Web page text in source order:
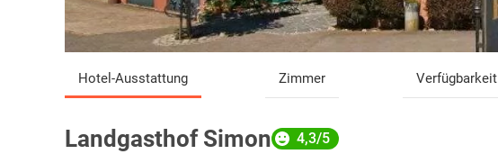
Hotel-Ausstattung Zimmer Verfügbarkeit
Landgasthof Simon 4,3/5